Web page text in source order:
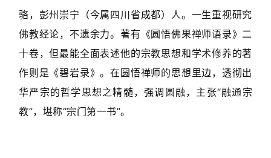
骆，彭州崇宁（今属四川省成都）人。一生重视研究
佛教经论，不遗余力。著有《圆悟佛果禅师语录》二
十卷，但最能全面表述他的宗教思想和学术修养的著
作则是《碧岩录》。在圆悟禅师的思想里边，透彻出
华严宗的哲学思想之精髄，强调圆融，主张“融通宗
教”，堪称“宗门第一书”。